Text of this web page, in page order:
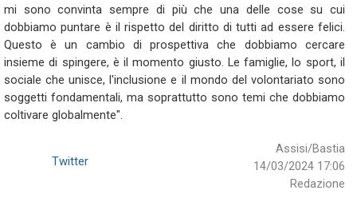
mi sono convinta sempre di più che una delle cose su cui
dobbiamo puntare è il rispetto del diritto di tutti ad essere felici.
Questo è un cambio di prospettiva che dobbiamo cercare
insieme di spingere, è il momento giusto. Le famiglie, lo sport, il
sociale che unisce, l'inclusione e il mondo del volontariato sono
soggetti fondamentali, ma soprattutto sono temi che dobbiamo
coltivare globalmente".
Assisi/Bastia
14/03/2024 17:06
Redazione
Twitter